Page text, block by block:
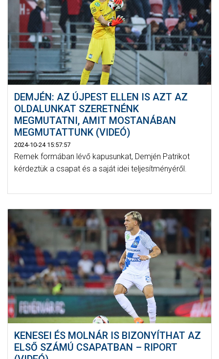
DEMJÉN: AZ ÚJPEST ELLEN IS AZT AZ
OLDALUNKAT SZERETNÉNK
MEGMUTATNI, AMIT MOSTANÁBAN
MEGMUTATTUNK (VIDEÓ)
2024-10-24 15:57:57
Remek formában lévő kapusunkat, Demjén Patrikot
kérdeztük a csapat és a saját idei teljesítményéről.
KENESEI ÉS MOLNÁR IS BIZONYÍTHAT AZ
ELSŐ SZÁMÚ CSAPATBAN – RIPORT